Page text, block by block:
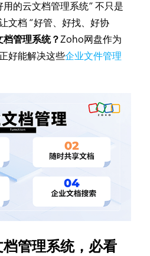
的云文档管理系统” 不只是
文档 “好管、好找、好协
档管理系统？Zoho网盘作为
好能解决这些企业文件管理
管理系统，必看